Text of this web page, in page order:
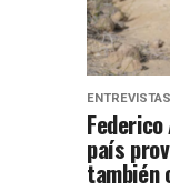
ENTREVISTAS
país
también